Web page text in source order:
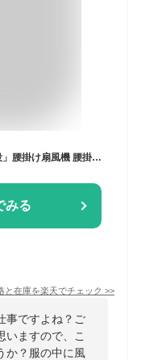
【クーポン利用で2192円】楽天1位｢1台6役」腰掛け扇風機 腰掛けファン 扇風機 ファン ベルトファン 腰掛 腰かけ 携帯扇風機 3段階風量調節 3000mAh大容量 360°角度調節 クリップファン 6WAY 首掛け扇風機 卓上 ハンディ 傘用 軽量 USB充電 コンパクト 小型 クリップ 扇風機
みる
と在庫を楽天でチェック >>
事ですよね？ご
いますので、こ
か？服の中に風